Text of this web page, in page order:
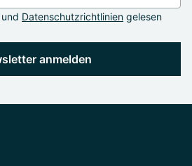
und Datenschutzrichtlinien gelesen
anmelden